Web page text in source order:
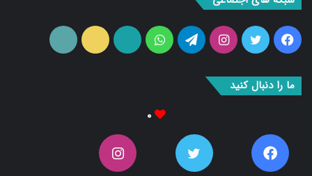
فیس
بوک
توییتراینستاگرامتلگرامواتس
آپ
آپارات ایتا